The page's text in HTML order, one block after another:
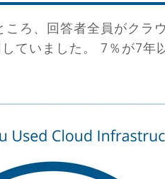
ろ、回答者全員がクラ
ていました。 7％が7年